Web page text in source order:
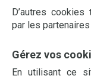
D’autres
par les
Gérez vos
En utilisant ce